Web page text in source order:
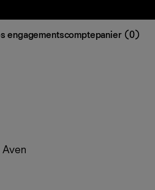
engagementscomptepanier (0)
Aven